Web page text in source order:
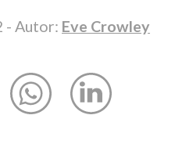
- Autor: Eve Crowley